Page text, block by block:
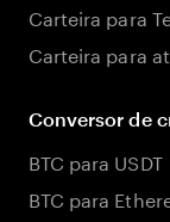
Carteira para
Carteira para
Conversor de
BTC para USDT
BTC para